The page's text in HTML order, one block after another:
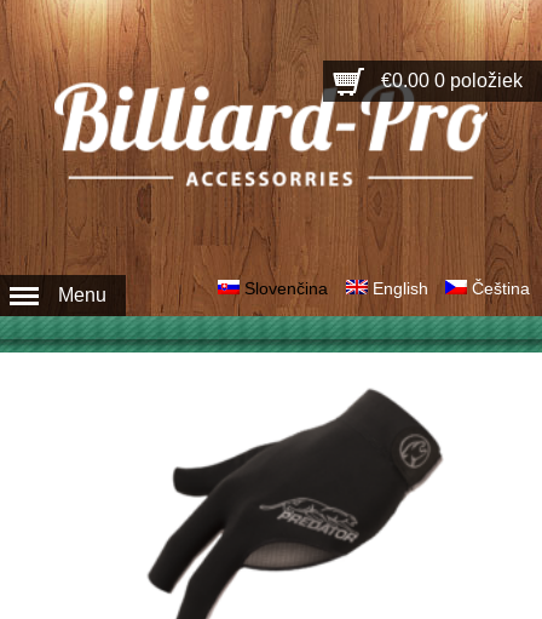
€0.00 0 položiek
Slovenčina English Čeština
Menu